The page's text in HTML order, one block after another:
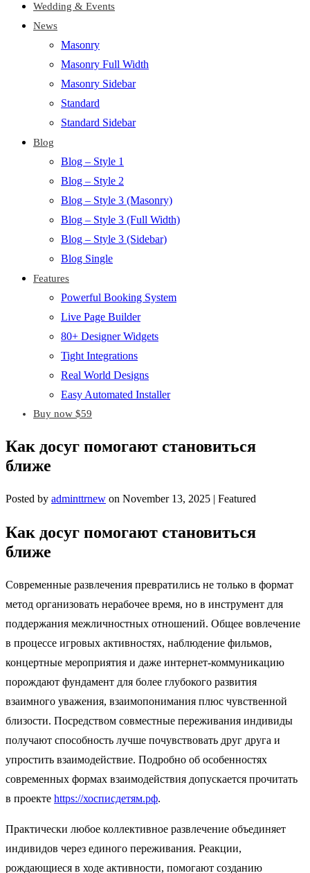
Wedding & Events
News
Masonry
Masonry Full Width
Masonry Sidebar
Standard
Standard Sidebar
Blog
Blog – Style 1
Blog – Style 2
Blog – Style 3 (Masonry)
Blog – Style 3 (Full Width)
Blog – Style 3 (Sidebar)
Blog Single
Features
Powerful Booking System
Live Page Builder
80+ Designer Widgets
Tight Integrations
Real World Designs
Easy Automated Installer
Buy now $59
Как досуг помогают становиться
ближе
Posted by adminttrnew on November 13, 2025 | Featured
Как досуг помогают становиться
ближе
Современные развлечения превратились не только в формат
метод организовать нерабочее время, но в инструмент для
поддержания межличностных отношений. Общее вовлечение
в процессе игровых активностях, наблюдение фильмов,
концертные мероприятия и даже интернет-коммуникацию
порождают фундамент для более глубокого развития
взаимного уважения, взаимопонимания плюс чувственной
близости. Посредством совместные переживания индивиды
получают способность лучше почувствовать друг друга и
упростить взаимодействие. Подробно об особенностях
современных формах взаимодействия допускается прочитать
в проекте https://хосписдетям.рф.
Практически любое коллективное развлечение объединяет
индивидов через единого переживания. Реакции,
рождающиеся в ходе активности, помогают созданию